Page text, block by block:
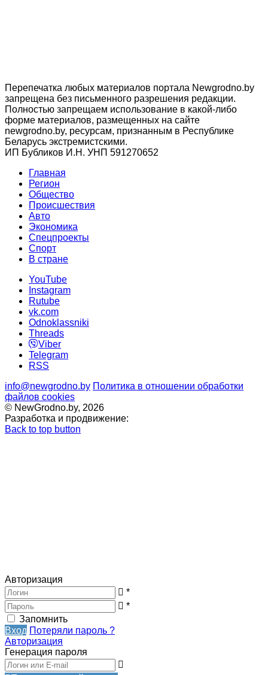
Перепечатка любых материалов портала Newgrodno.by
запрещена без письменного разрешения редакции.
Полностью запрещаем использование в какой-либо
форме материалов, размещенных на сайте
newgrodno.by, ресурсам, признанным в Республике
Беларусь экстремистскими.
ИП Бубликов И.Н. УНП 591270652
Главная
Регион
Общество
Происшествия
Авто
Экономика
Спецпроекты
Cпорт
В стране
YouTube
Instagram
Rutube
vk.com
Odnoklassniki
Threads
Viber
Telegram
RSS
info@newgrodno.by Политика в отношении обработки
файлов cookies
© NewGrodno.by, 2026
Разработка и продвижение:
Back to top button
Авторизация
*
*
Запомнить
Вход Потеряли пароль ?
Авторизация
Генерация пароля